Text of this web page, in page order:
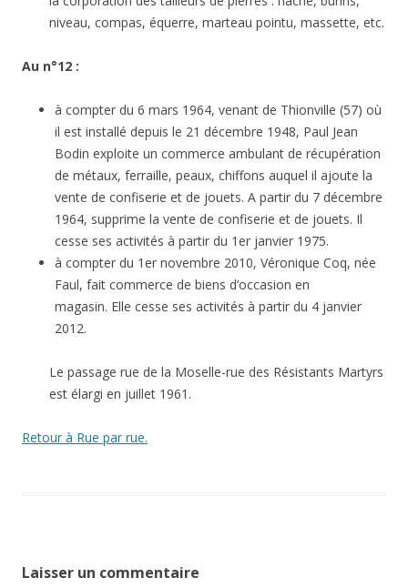
niveau, compas, équerre, marteau pointu, massette, etc.
Au n°12 :
à compter du 6 mars 1964, venant de Thionville (57) où
il est installé depuis le 21 décembre 1948, Paul Jean
Bodin exploite un commerce ambulant de récupération
de métaux, ferraille, peaux, chiffons auquel il ajoute la
vente de confiserie et de jouets. A partir du 7 décembre
1964, supprime la vente de confiserie et de jouets. Il
cesse ses activités à partir du 1er janvier 1975.
à compter du 1er novembre 2010, Véronique Coq, née
Faul, fait commerce de biens d’occasion en
magasin. Elle cesse ses activités à partir du 4 janvier
2012.
Le passage rue de la Moselle-rue des Résistants Martyrs
est élargi en juillet 1961.
Retour à Rue par rue.
Laisser un commentaire